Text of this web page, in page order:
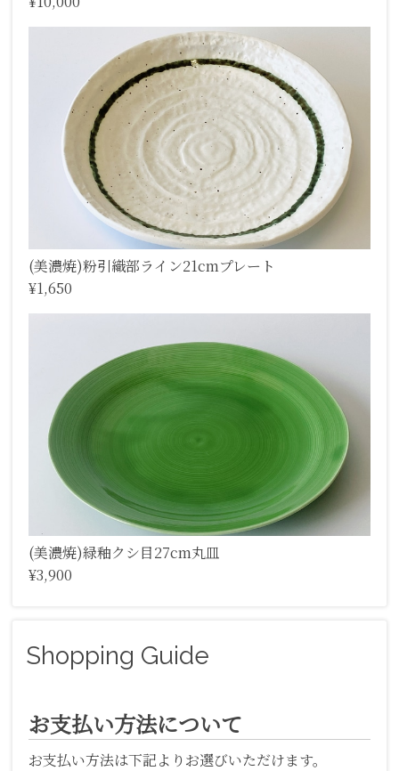
(美濃焼)粉引織部ライン21cmプレート
¥1,650
(美濃焼)緑釉クシ目27cm丸皿
¥3,900
Shopping Guide
お支払い方法について
お支払い方法は下記よりお選びいただけます。